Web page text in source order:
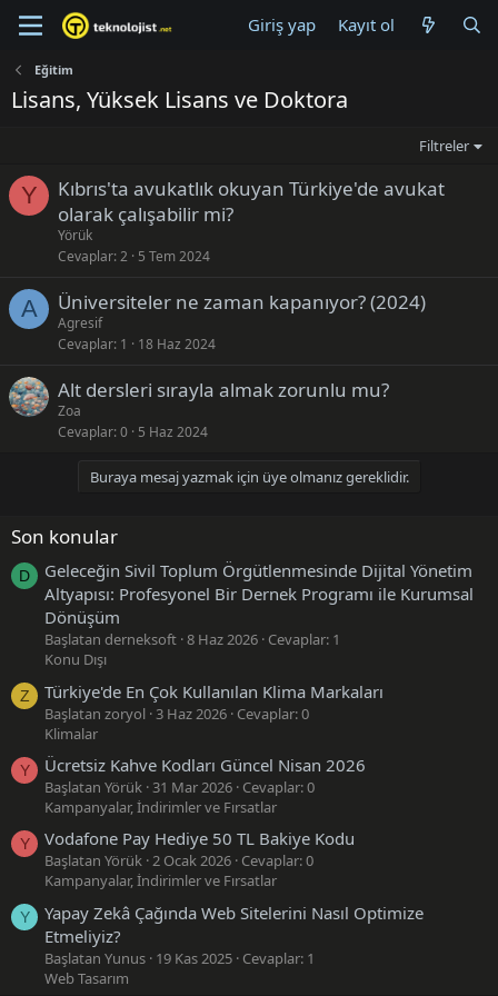
Giriş yap Kayıt ol
Eğitim
Lisans, Yüksek Lisans ve Doktora
Filtreler
Y
Kıbrıs'ta avukatlık okuyan Türkiye'de avukat
olarak çalışabilir mi?
Yörük
Cevaplar 2 5 Tem 2024
A Üniversiteler ne zaman kapanıyor? (2024)
Agresif
Cevaplar 1 18 Haz 2024
Alt dersleri sırayla almak zorunlu mu?
Zoa
Cevaplar 0 5 Haz 2024
Buraya mesaj yazmak için üye olmanız gereklidir.
Son konular
D
Geleceğin Sivil Toplum Örgütlenmesinde Dijital Yönetim
Altyapısı: Profesyonel Bir Dernek Programı ile Kurumsal
Dönüşüm
Başlatan derneksoft 8 Haz 2026 Cevaplar: 1
Konu Dışı
Z Türkiye'de En Çok Kullanılan Klima Markaları
Başlatan zoryol 3 Haz 2026 Cevaplar: 0
Klimalar
Y Ücretsiz Kahve Kodları Güncel Nisan 2026
Başlatan Yörük 31 Mar 2026 Cevaplar: 0
Kampanyalar, İndirimler ve Fırsatlar
Y Vodafone Pay Hediye 50 TL Bakiye Kodu
Başlatan Yörük 2 Ocak 2026 Cevaplar: 0
Kampanyalar, İndirimler ve Fırsatlar
Y
Yapay Zekâ Çağında Web Sitelerini Nasıl Optimize
Etmeliyiz?
Başlatan Yunus 19 Kas 2025 Cevaplar: 1
Web Tasarım